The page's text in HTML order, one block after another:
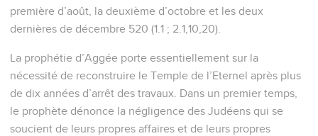
première d’août, la deuxième d’octobre et les deux
dernières de décembre 520 (1.1 ; 2.1,10,20).
La prophétie d’Aggée porte essentiellement sur la
nécessité de reconstruire le Temple de l’Eternel après plus
de dix années d’arrêt des travaux. Dans un premier temps,
le prophète dénonce la négligence des Judéens qui se
soucient de leurs propres affaires et de leurs propres